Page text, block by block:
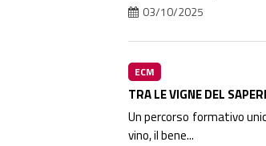
03/10/2025
ECM
TRA LE VIGNE DEL
Un percorso formativo
vino, il bene...